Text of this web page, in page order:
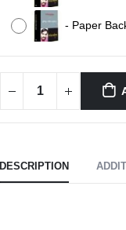
- Paper
DESCRIPTION